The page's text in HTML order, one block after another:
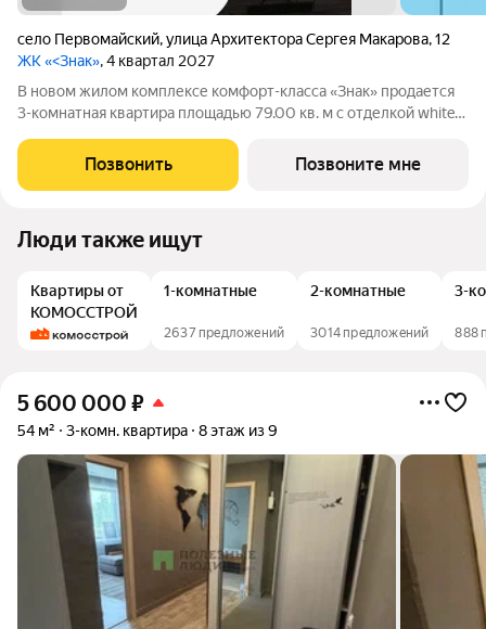
село Первомайский,улица Архитектора Сергея Макарова,12
ЖК «<Знак», 4 квартал 2027
В новом жилом комплексе комфорт-класса «Знак» продается
3-комнатная квартира площадью 79.00 кв. м с отделкой white
Девелопер проекта федеральный застройщик «Железно».
Позвонить Позвоните мне
Люди также ищут
Квартиры от
КОМОССТРОЙ
1-комнатные
2637 предложений
2-комнатные
3014 предложений
3-
888
5 600 000 ₽
54 м² 3-комн. квартира 8 этаж из 9